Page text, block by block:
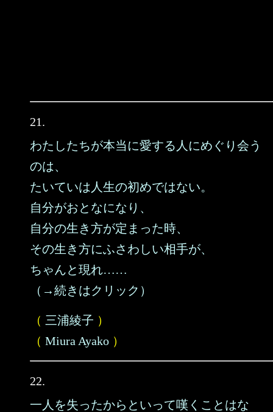
21.
わたしたちが本当に愛する人にめぐり会う
のは、
たいていは人生の初めではない。
自分がおとなになり、
自分の生き方が定まった時、
その生き方にふさわしい相手が、
ちゃんと現れ……
（→続きはクリック）
（ 三浦綾子 ）
（ Miura Ayako ）
22.
一人を失ったからといって嘆くことはな